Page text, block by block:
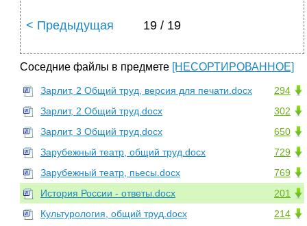
< Предыдущая 19 / 19
Соседние файлы в предмете [НЕСОРТИРОВАННОЕ]
294
Зарлит, 2 Общий труд, версия для печати.docx
302
Зарлит, 2 Общий труд.docx
650
Зарлит, 3 Общий труд.docx
729
Зарубежный театр, общий труд.docx
769
Зарубежный театр, пьесы.docx
201
История России - ответы.docx
214
Культурология, общий труд.docx